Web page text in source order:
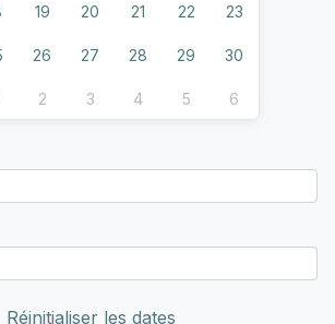
19 20 21 22 23
26 27 28 29 30
2 3 4 5 6
Réinitialiser les dates